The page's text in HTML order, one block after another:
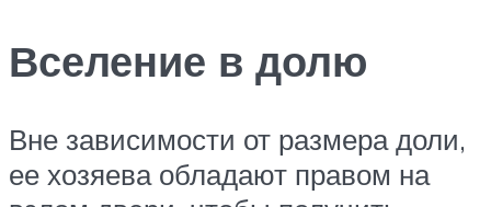
Вселение в долю
Вне зависимости от размера доли,
ее хозяева обладают правом на